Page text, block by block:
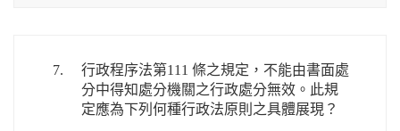
7.
行政程序法第111 條之規定，不能由書面處
分中得知處分機關之行政處分無效。此規
定應為下列何種行政法原則之具體展現？